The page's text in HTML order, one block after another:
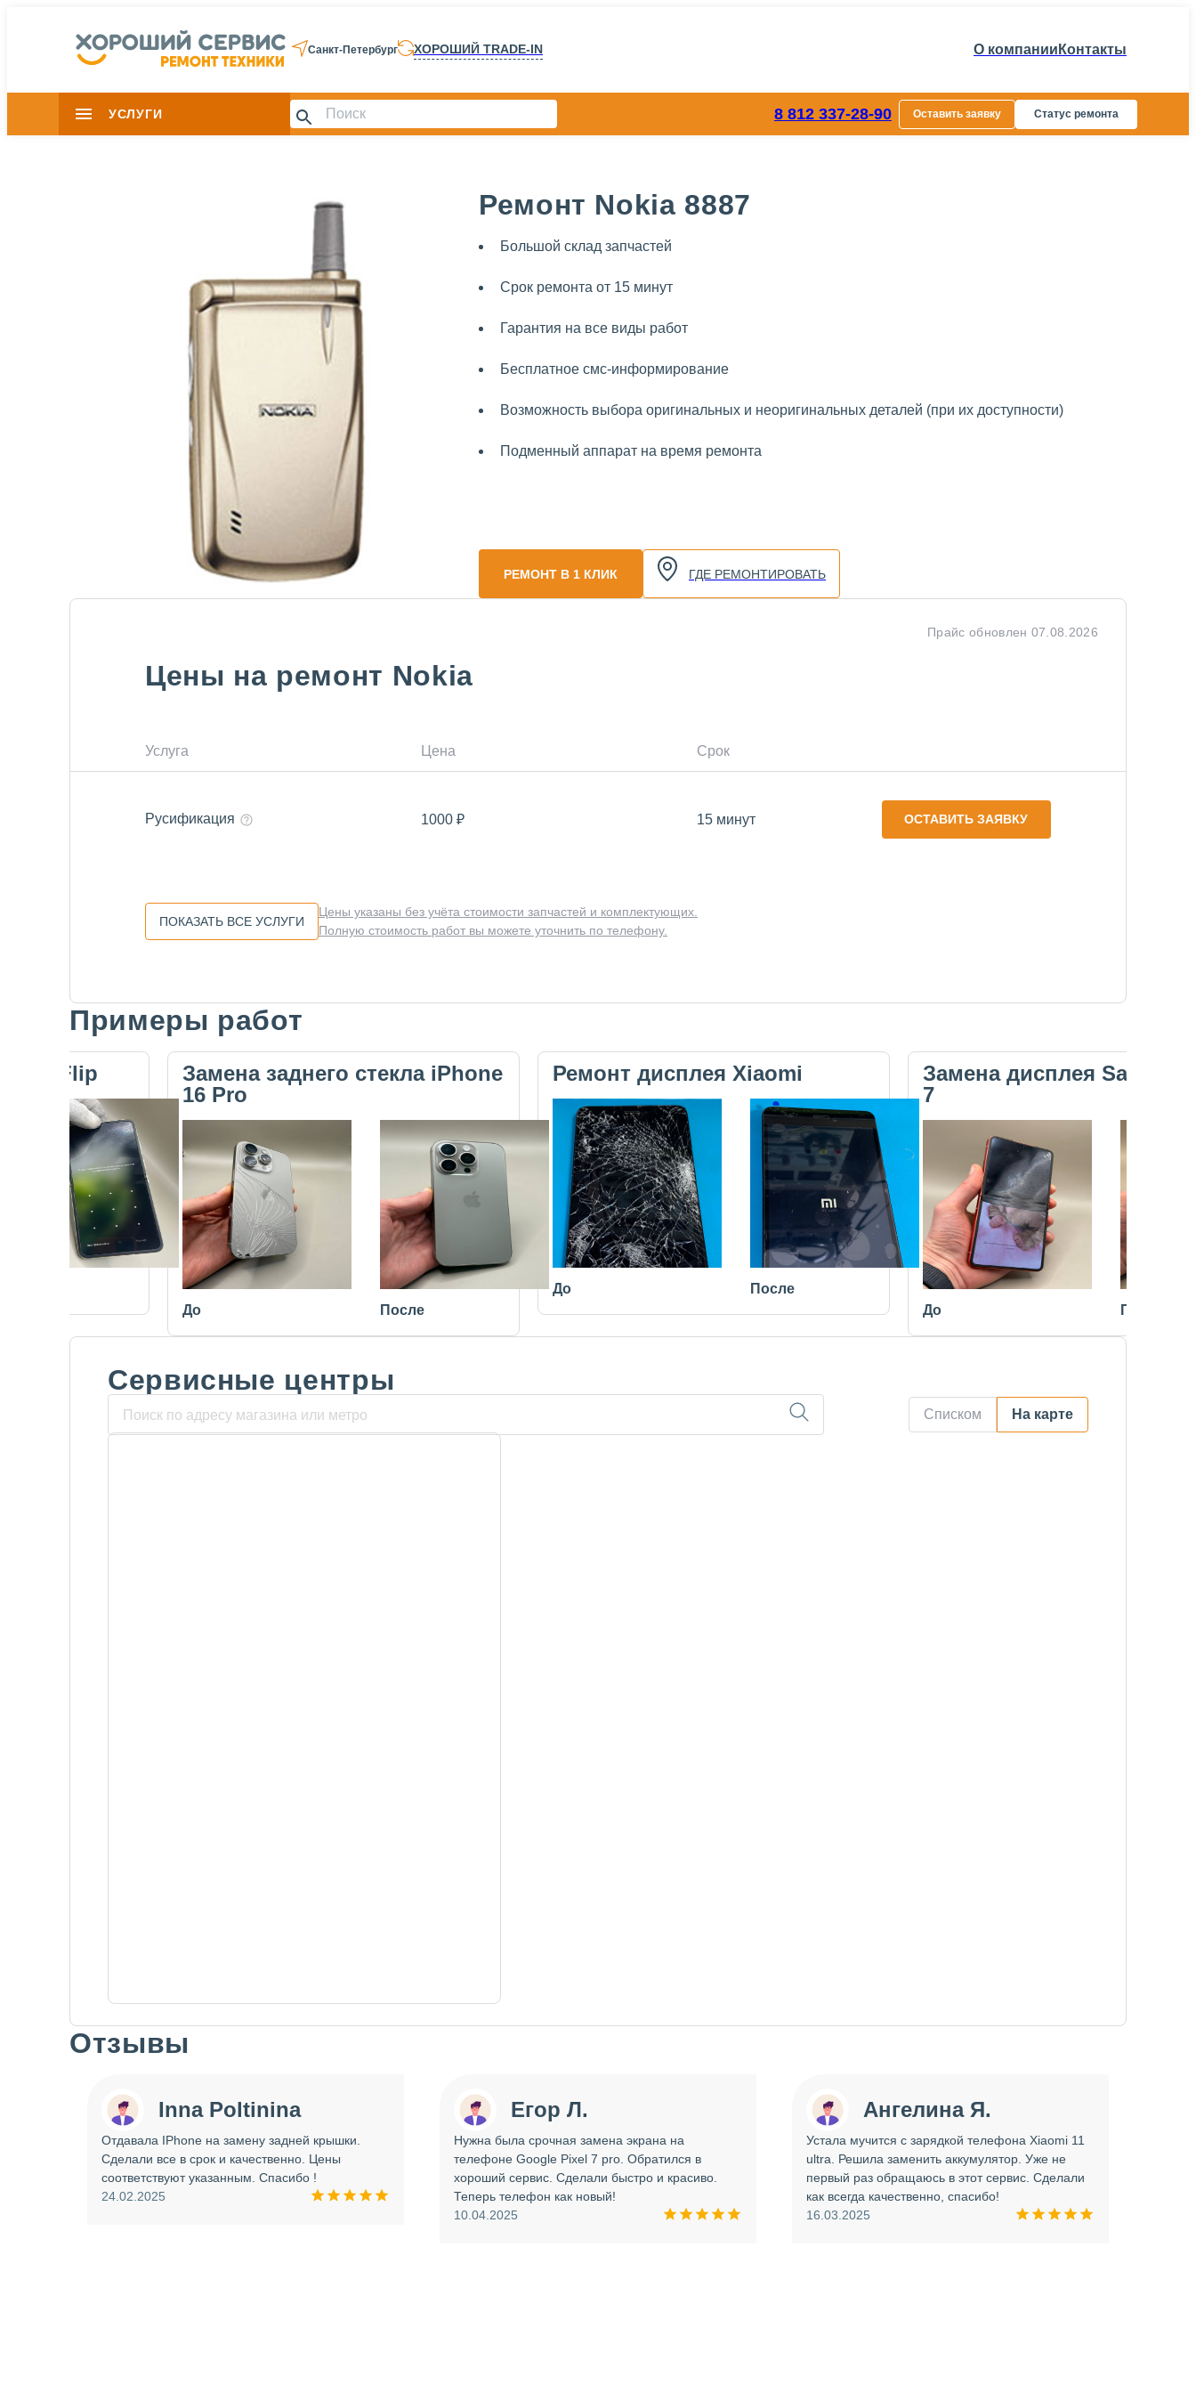
Санкт-Петербург ХОРОШИЙ TRADE-IN О компании Контакты
УСЛУГИ 8 812 337-28-90 Оставить заявку Статус ремонта
Ремонт Nokia 8887
Большой склад запчастей
Срок ремонта от 15 минут
Гарантия на все виды работ
Бесплатное смс-информирование
Возможность выбора оригинальных и неоригинальных деталей (при их доступности)
Подменный аппарат на время ремонта
РЕМОНТ В 1 КЛИК ГДЕ РЕМОНТИРОВАТЬ
Цены на ремонт Nokia
Прайс обновлен 07.08.2026
Услуга Цена Срок
Русификация 1000₽ 15 минут ОСТАВИТЬ ЗАЯВКУ
ПОКАЗАТЬ ВСЕ УСЛУГИ
Цены указаны без учёта стоимости запчастей и комплектующих.
Полную стоимость работ вы можете уточнить по телефону.
Примеры работ
Flip
Замена заднего стекла iPhone
16 Pro
До После
Ремонт дисплея Xiaomi
До После
Замена дисплея
7
До После
Сервисные центры
Списком На карте
Отзывы
Inna Poltinina
Отдавала IPhone на замену задней крышки.
Сделали все в срок и качественно. Цены
соответствуют указанным. Спасибо !
24.02.2025
Егор Л.
Нужна была срочная замена экрана на
телефоне Google Pixel 7 pro. Обратился в
хороший сервис. Сделали быстро и красиво.
Теперь телефон как новый!
10.04.2025
Ангелина Я.
Устала мучится с зарядкой телефона Xiaomi 11
ultra. Решила заменить аккумулятор. Уже не
первый раз обращаюсь в этот сервис. Сделали
как всегда качественно, спасибо!
16.03.2025